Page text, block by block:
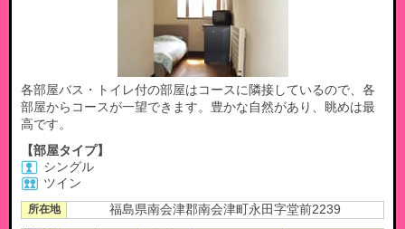
各部屋バス・トイレ付の部屋はコースに隣接しているので、各
部屋からコースが一望できます。豊かな自然があり、眺めは最
高です。
【部屋タイプ】
シングル
ツイン
所在地 福島県南会津郡南会津町永田字堂前2239